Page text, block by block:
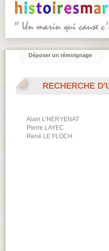
RECHERCHE
Alain L'HERYENAT
Pierre LAYEC
René LE FLOCH
Déposer un témoignage